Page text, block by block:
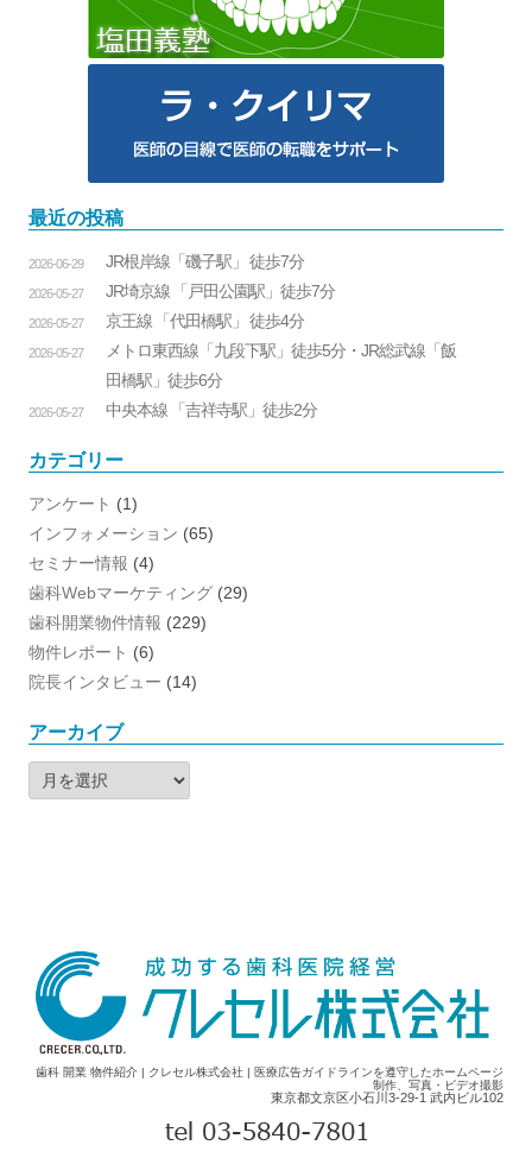
最近の投稿
JR根岸線「磯子駅」 徒歩7分
2026-06-29
JR埼京線 「戸田公園駅」徒歩7分
2026-05-27
京王線 「代田橋駅」 徒歩4分
2026-05-27
メトロ東西線「九段下駅」徒歩5分・JR総武線「飯
田橋駅」徒歩6分
2026-05-27
中央本線 「吉祥寺駅」徒歩2分
2026-05-27
カテゴリー
アンケート (1)
インフォメーション (65)
セミナー情報 (4)
歯科Webマーケティング (29)
歯科開業物件情報 (229)
物件レポート (6)
院長インタビュー (14)
アーカイブ
ア
ー
カ
歯科 開業 物件紹介 | クレセル株式会社 | 医療広告ガイドラインを遵守したホームページ
制作、写真・ビデオ撮影
東京都文京区小石川3-29-1 武内ビル102